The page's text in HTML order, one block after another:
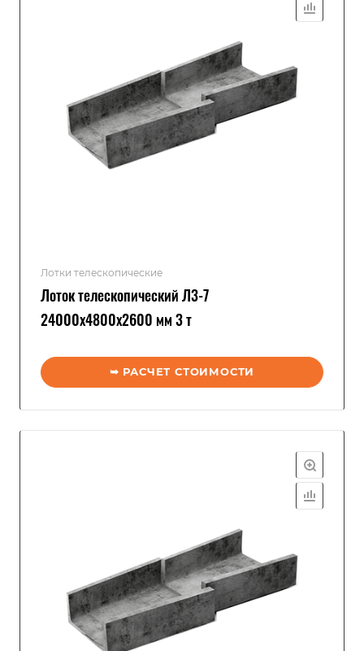
Лотки телескопические
Лоток телескопический Л3-7
24000x4800x2600 мм 3 т
➥ РАСЧЕТ СТОИМОСТИ